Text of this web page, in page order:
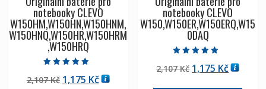
notebooky CLEVO
W150HM,W150HN,W150HNM,
W150HNQ,W150HR,W150HRM
,W150HRQ
5.00
z 5
2,107Kč Původní
1,175 KčAktuální
notebooky CLEVO
W150,W150ER,W150ERQ,W15
0DAQ
5.00
z 5
2,107Kč Původní
1,175 Kč